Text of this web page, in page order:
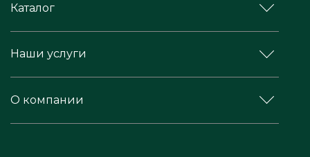
Каталог
Наши услуги
О компании